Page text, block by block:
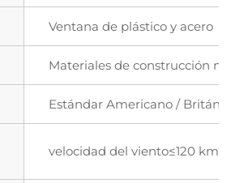
Ventana de plástico y acero
Materiales de construcción
Estándar Americano /
velocidad del viento≤120 km/h